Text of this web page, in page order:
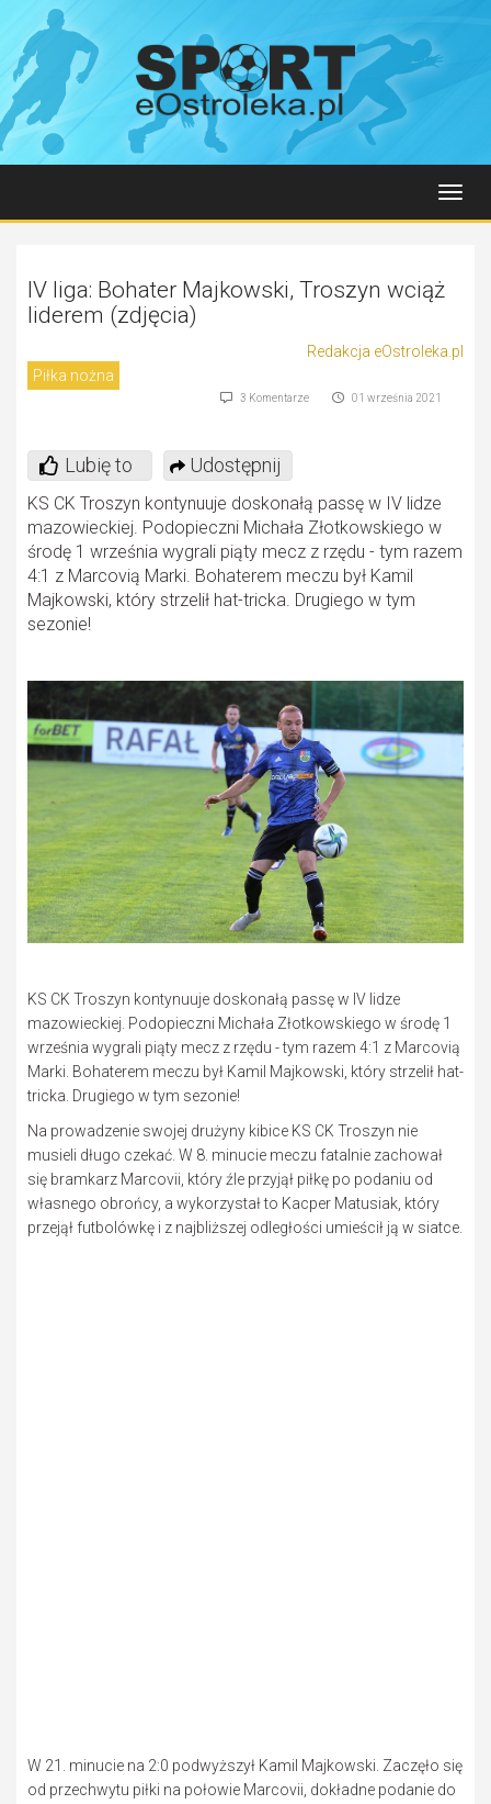
IV liga: Bohater Majkowski, Troszyn wciąż
liderem (zdjęcia)
Redakcja eOstroleka.pl
Piłka nożna
01 września 2021
3 Komentarze
Lubię to Udostępnij
KS CK Troszyn kontynuuje doskonałą passę w IV lidze
mazowieckiej. Podopieczni Michała Złotkowskiego w
środę 1 września wygrali piąty mecz z rzędu - tym razem
4:1 z Marcovią Marki. Bohaterem meczu był Kamil
Majkowski, który strzelił hat-tricka. Drugiego w tym
sezonie!
KS CK Troszyn kontynuuje doskonałą passę w IV lidze
mazowieckiej. Podopieczni Michała Złotkowskiego w środę 1
września wygrali piąty mecz z rzędu - tym razem 4:1 z Marcovią
Marki. Bohaterem meczu był Kamil Majkowski, który strzelił hat-
tricka. Drugiego w tym sezonie!
Na prowadzenie swojej drużyny kibice KS CK Troszyn nie
musieli długo czekać. W 8. minucie meczu fatalnie zachował
się bramkarz Marcovii, który źle przyjął piłkę po podaniu od
własnego obrońcy, a wykorzystał to Kacper Matusiak, który
przejął futbolówkę i z najbliższej odległości umieścił ją w siatce.
W 21. minucie na 2:0 podwyższył Kamil Majkowski. Zaczęło się
od przechwytu piłki na połowie Marcovii, dokładne podanie do